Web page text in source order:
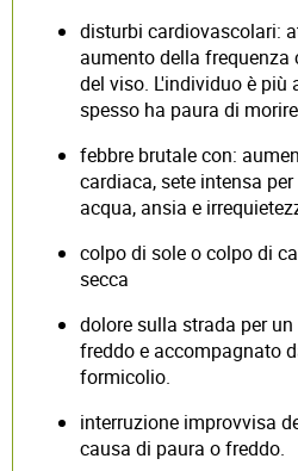
disturbi cardiovascolari:
aumento della
del viso. L'individuo è più
spesso ha paura di
febbre brutale con:
cardiaca, sete intensa
acqua, ansia e
colpo di sole o colpo di
secca
dolore sulla strada per
freddo e accompagnato
formicolio.
interruzione improvvisa
causa di paura o freddo.